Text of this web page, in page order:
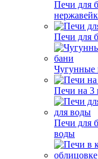
Печи для
Печи для
Чугунные
Печи на 3
Печи для
воды